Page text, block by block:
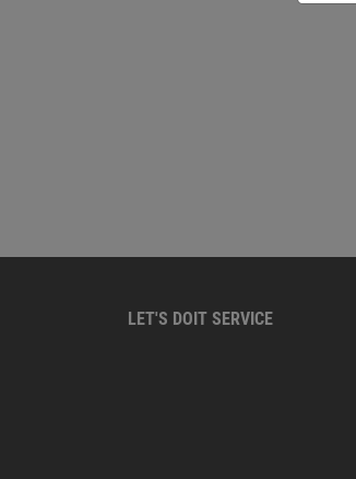
LET'S DOIT SERVICE